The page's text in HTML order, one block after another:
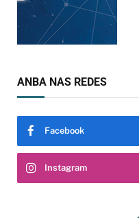
ANBA NAS REDES
Facebook
Instagram